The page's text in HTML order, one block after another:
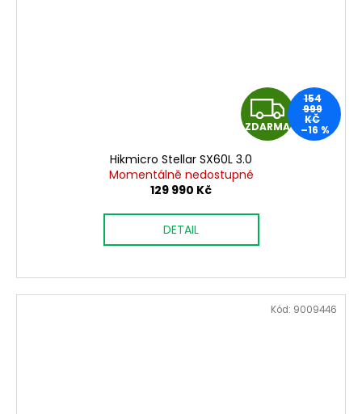
Z
D
A
ZDARMA
154
999
KČ
–16 %
Hikmicro Stellar SX60L 3.0
Momentálně nedostupné
129 990 Kč
DETAIL
Kód: 9009446